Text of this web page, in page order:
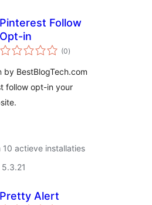
Pinterest Follow
Opt-in
(0totaal
waarderingen
)
by BestBlogTech.com
follow opt-in your
10 actieve installaties
Pretty Alert